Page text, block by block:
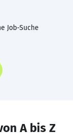
Job-Suche
A bis Z